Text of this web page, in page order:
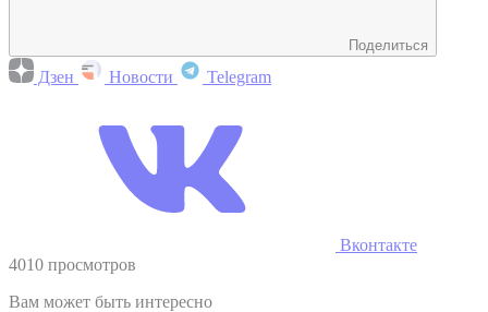
Поделиться
Дзен Новости Telegram
Вконтакте
4010 просмотров
Вам может быть интересно